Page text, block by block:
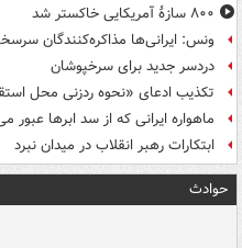
۸۰۰ سازۀ آمریکایی خاکستر شد
ونس: ایرانی‌ها مذاکره‌کنندگان
دردسر جدید برای سرخپوشان
تکذیب ادعای «نحوه ردزنی محل
ماهواره ایرانی که از سد ابرها عبور
ابتکارات رهبر انقلاب در میدان نبرد
حوادث